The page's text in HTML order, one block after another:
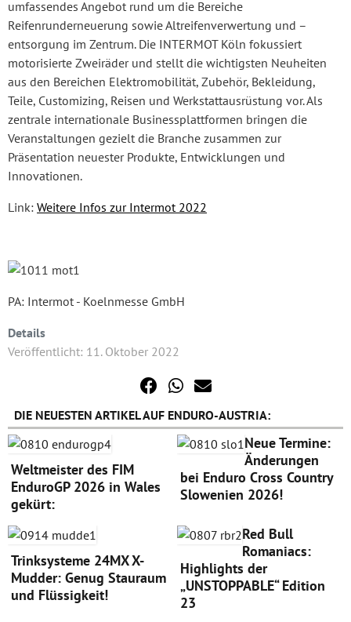
umfassendes Angebot rund um die Bereiche
Reifenrunderneuerung sowie Altreifenverwertung und –
entsorgung im Zentrum. Die INTERMOT Köln fokussiert
motorisierte Zweiräder und stellt die wichtigsten Neuheiten
aus den Bereichen Elektromobilität, Zubehör, Bekleidung,
Teile, Customizing, Reisen und Werkstattausrüstung vor. Als
zentrale internationale Businessplattformen bringen die
Veranstaltungen gezielt die Branche zusammen zur
Präsentation neuester Produkte, Entwicklungen und
Innovationen.
Link: Weitere Infos zur Intermot 2022
PA: Intermot - Koelnmesse GmbH
Details
Veröffentlicht: 11. Oktober 2022
DIE NEUESTEN ARTIKEL AUF ENDURO-AUSTRIA:
Weltmeister des FIM
EnduroGP 2026 in Wales
gekürt:
Neue Termine:
Änderungen
bei Enduro Cross Country
Slowenien 2026!
Trinksysteme 24MX X-
Mudder: Genug Stauraum
und Flüssigkeit!
Red Bull
Romaniacs:
Highlights der
„UNSTOPPABLE“ Edition
23